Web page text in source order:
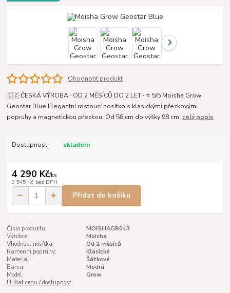
Ohodnotit produkt
🇨🇿 ČESKÁ VÝROBA · OD 2 MĚSÍCŮ DO 2 LET · ⭐ 5/5 Moisha Grow
Geostar Blue Elegantní rostoucí nosítko s klasickými přezkovými
popruhy a magnetickou přezkou. Od 58 cm do výšky 98 cm. celý popis
Dostupnost skladem
4 290 Kč/ks
3 545 Kč bez DPH
Přidat do košíku
Číslo produktu:
MOISHAGR043
Výrobce:
Moisha
Vhodnost nosítka:
Od 2 měsíců
Ramenní popruhy:
Klasické
Materiál:
Šátkové
Barva:
Modrá
Model:
Grow
Hlídat cenu / dostupnost